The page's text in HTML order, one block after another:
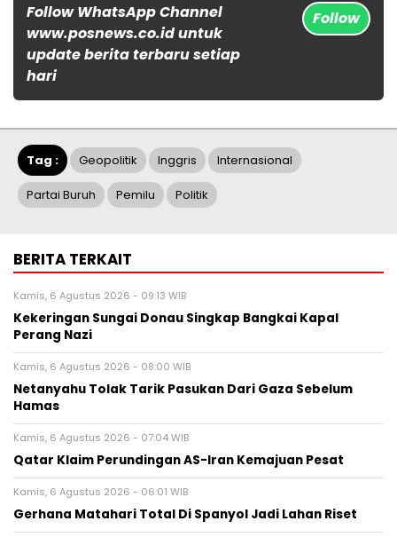
Follow WhatsApp Channel
www.posnews.co.id untuk
update berita terbaru setiap
hari
Follow
Tag : Geopolitik Inggris Internasional
Partai Buruh Pemilu Politik
BERITA TERKAIT
Kamis, 6 Agustus 2026 - 09:13 WIB
Kekeringan Sungai Donau Singkap Bangkai Kapal
Perang Nazi
Kamis, 6 Agustus 2026 - 08:00 WIB
Netanyahu Tolak Tarik Pasukan Dari Gaza Sebelum
Hamas
Kamis, 6 Agustus 2026 - 07:04 WIB
Qatar Klaim Perundingan AS-Iran Kemajuan Pesat
Kamis, 6 Agustus 2026 - 06:01 WIB
Gerhana Matahari Total Di Spanyol Jadi Lahan Riset